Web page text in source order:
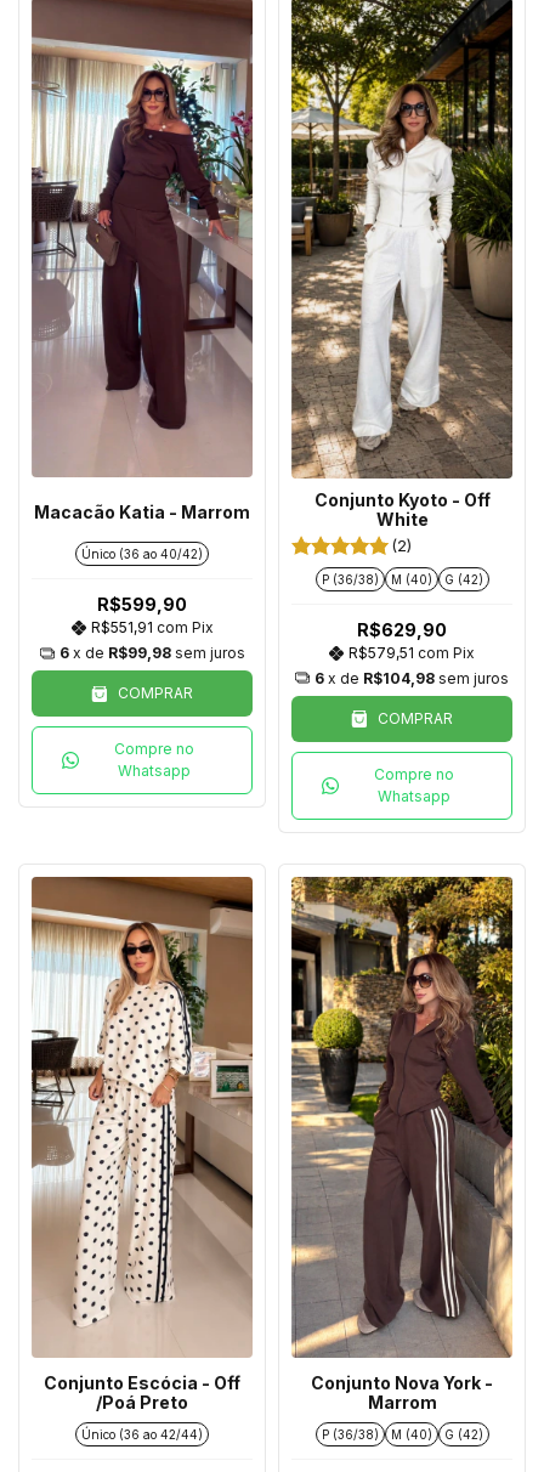
Macacão Katia - Marrom
Único (36 ao 40/42)
R$599,90
R$551,91 com Pix
6 x de R$99,98 sem juros
COMPRAR
Compre no
Whatsapp
Conjunto Kyoto - Off
White
(2)
P (36/38) M (40) G (42)
R$629,90
R$579,51 com Pix
6 x de R$104,98 sem juros
COMPRAR
Compre no
Whatsapp
Conjunto Escócia - Off
/Poá Preto
Único (36 ao 42/44)
Conjunto Nova York -
Marrom
P (36/38) M (40) G (42)